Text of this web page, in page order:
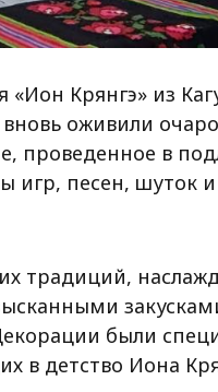
«Ион Крянгэ» из
оживили
проведенное в
песен, шуток и
традиций,
были
в детство Иона